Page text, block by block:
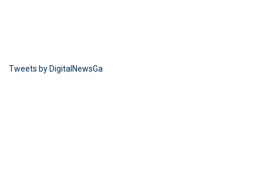
Tweets by DigitalNewsGa